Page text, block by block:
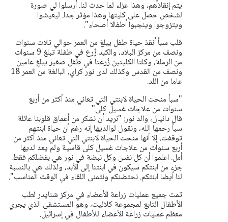
يتم إنقاذهم، وهذا عزاء لما حدث لنا. أرسلوا لي صورة
لشخص حصل على كليتها وهذا مؤثر جدا. ليعيشوا
ويتزوجوا وينجبوا أطفالا أصحاء".
قلب سبأ أنقذ حياة طفل يبلغ من العمر حوالي ثلاث سنوات
ونصف من مركز البلاد، والكبد زُرع في طفلة تبلغ 9 سنوات
من الرملة، وكلتا الكليتين زُرعتا في طفل صغير يبلغ عامين
ونصف من القدس وكذلك لدى نور كراي، البالغة من العمر 18
عاما من اللد.
"سبأ منحت الحياة لابنتي التي تعاني منذ أكثر من أربع
سنوات من علاجات غسيل كلى"
قال دانيال، والد نور: "نريد أن نشكر من أعماق قلوبنا عائلة
سبأ رحمها الله، ونقول لوالديها إنه رغم أن حياة ابنتهم
توقفت، إلا أنها منحت الحياة لابنتي التي تعاني منذ أكثر من
أربع سنوات من علاجات غسيل كلى قاسية ولم يعد لديها
أمل. اعلموا أن كل نفس وكل نبضة في نور هي بفضلكم فقط.
جزء من ابنتكم سيكون في ابنتنا إلى الأبد، ولذلك هي بالنسبة
لنا أيضا ابنتكم. نحتضنكم ونتمنى اللقاء في الوقت المناسب".
تمت جميع عمليات زراعة الأعضاء في مركز شنايدر لطب
الأطفال التابع لمجموعة كلاليت، وهو المستشفى الذي يجري
معظم عمليات زراعة الأعضاء للأطفال في إسرائيل.